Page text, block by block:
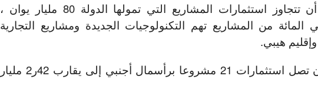
ومن المتوقع أن تتجاوز استثمارات المشاريع التي تمولها الدولة 80 مليار يوان ،
80 في المائة من المشاريع تهم التكنولوجيات الجديدة ومشاريع التجارية
هيبي.
ومن المقرر أن تصل استثمارات 21 مشروعا برأسمال أجنبي إلى يقارب 42ر2 مليار